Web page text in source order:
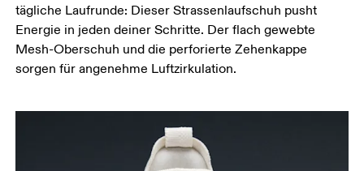
tägliche Laufrunde: Dieser Strassenlaufschuh pusht
Energie in jeden deiner Schritte. Der flach gewebte
Mesh-Oberschuh und die perforierte Zehenkappe
sorgen für angenehme Luftzirkulation.